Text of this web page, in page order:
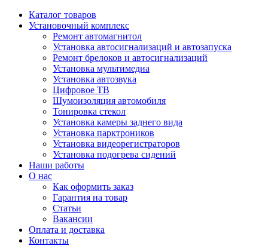
Каталог товаров
Установочный комплекс
Ремонт автомагнитол
Установка автосигнализаций и автозапуска
Ремонт брелоков и автосигнализаций
Установка мультимедиа
Установка автозвука
Цифровое ТВ
Шумоизоляция автомобиля
Тонировка стекол
Установка камеры заднего вида
Установка парктроников
Установка видеорегистраторов
Установка подогрева сидений
Наши работы
О нас
Как оформить заказ
Гарантия на товар
Статьи
Вакансии
Оплата и доставка
Контакты